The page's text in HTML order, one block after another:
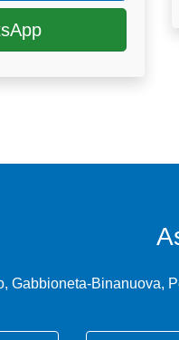
Gabbioneta-Binanuova,